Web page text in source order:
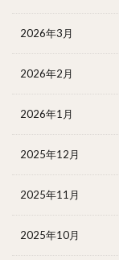
2026年3月
2026年2月
2026年1月
2025年12月
2025年11月
2025年10月